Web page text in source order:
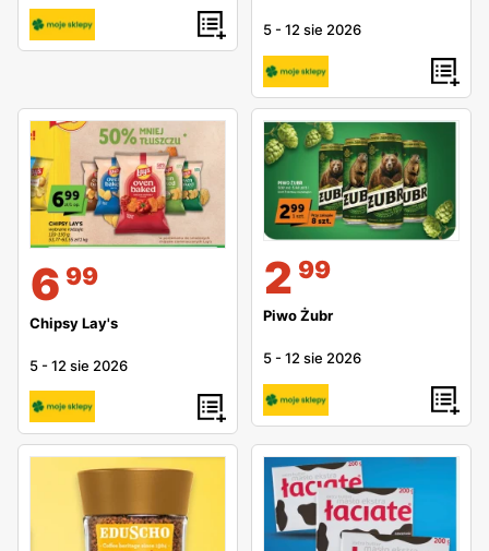
5 -12 sie 2026
6 99
Chipsy Lay's
5 -12 sie 2026
2 99
Piwo Żubr
5 -12 sie 2026